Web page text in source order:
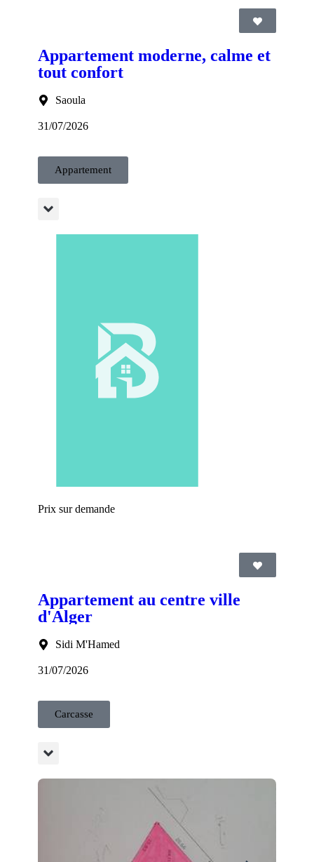
Appartement moderne, calme et
tout confort
Saoula
31/07/2026
Appartement
Prix sur demande
Appartement au centre ville
d'Alger
Sidi M'Hamed
31/07/2026
Carcasse